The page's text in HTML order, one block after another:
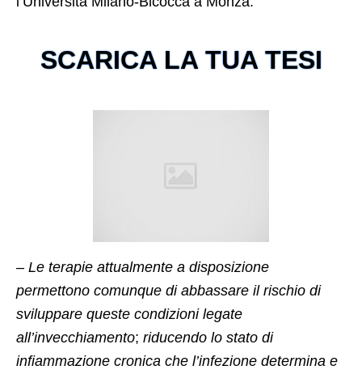
SCARICA LA TUA TESI
– Le terapie attualmente a disposizione
permettono comunque di abbassare il rischio di
sviluppare queste condizioni legate
all’invecchiamento; riducendo lo stato di
infiammazione cronica che l’infezione determina e